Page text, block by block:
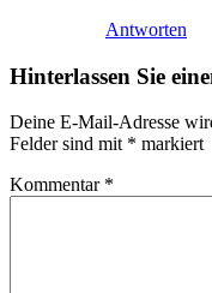
Antworten
Hinterlassen Sie
Deine E-Mail-Adresse
Felder sind mit * markiert
Kommentar *